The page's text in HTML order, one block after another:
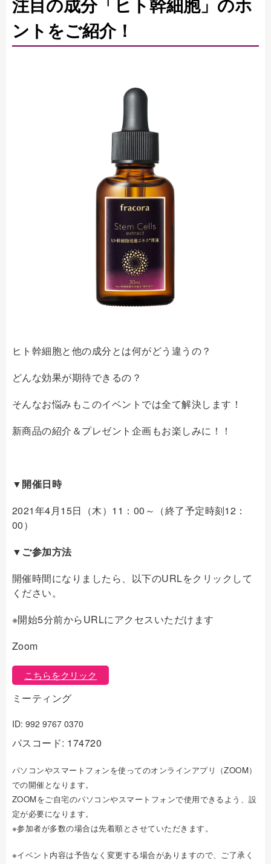
ントをご紹介！
ヒト幹細胞と他の成分とは何がどう違うの？
どんな効果が期待できるの？
そんなお悩みもこのイベントでは全て解決します！
新商品の紹介＆プレゼント企画もお楽しみに！！
▼開催日時
2021年4月15日（木）11：00～（終了予定時刻12：
00）
▼ご参加方法
開催時間になりましたら、以下のURLをクリックして
ください。
※開始5分前からURLにアクセスいただけます
Zoom
こちらをクリック
ミーティング
ID: 992 9767 0370
パスコード: 174720
パソコンやスマートフォンを使ってのオンラインアプリ（ZOOM）
での開催となります。
ZOOMをご自宅のパソコンやスマートフォンで使用できるよう、設
定が必要になります。
※参加者が多数の場合は先着順とさせていただきます。
※イベント内容は予告なく変更する場合がありますので、ご了承く